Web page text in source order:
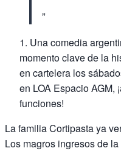
Una comedia
momento clave de la
en cartelera los
en LOA Espacio AGM,
funciones!
La familia Cortipasta ya
Los magros ingresos de